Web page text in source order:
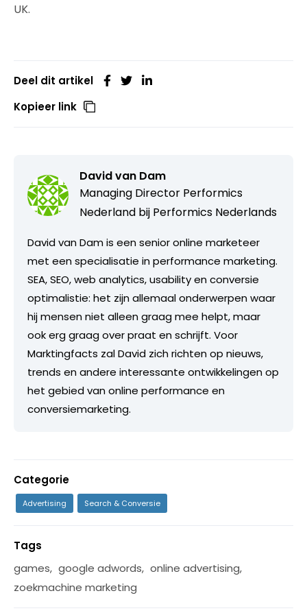
UK.
Deel dit artikel
Kopieer link
David van Dam
Managing Director Performics
Nederland bij Performics Nederlands
David van Dam is een senior online marketeer
met een specialisatie in performance marketing.
SEA, SEO, web analytics, usability en conversie
optimalistie: het zijn allemaal onderwerpen waar
hij mensen niet alleen graag mee helpt, maar
ook erg graag over praat en schrijft. Voor
Marktingfacts zal David zich richten op nieuws,
trends en andere interessante ontwikkelingen op
het gebied van online performance en
conversiemarketing.
Categorie
Advertising Search & Conversie
Tags
games, google adwords, online advertising,
zoekmachine marketing